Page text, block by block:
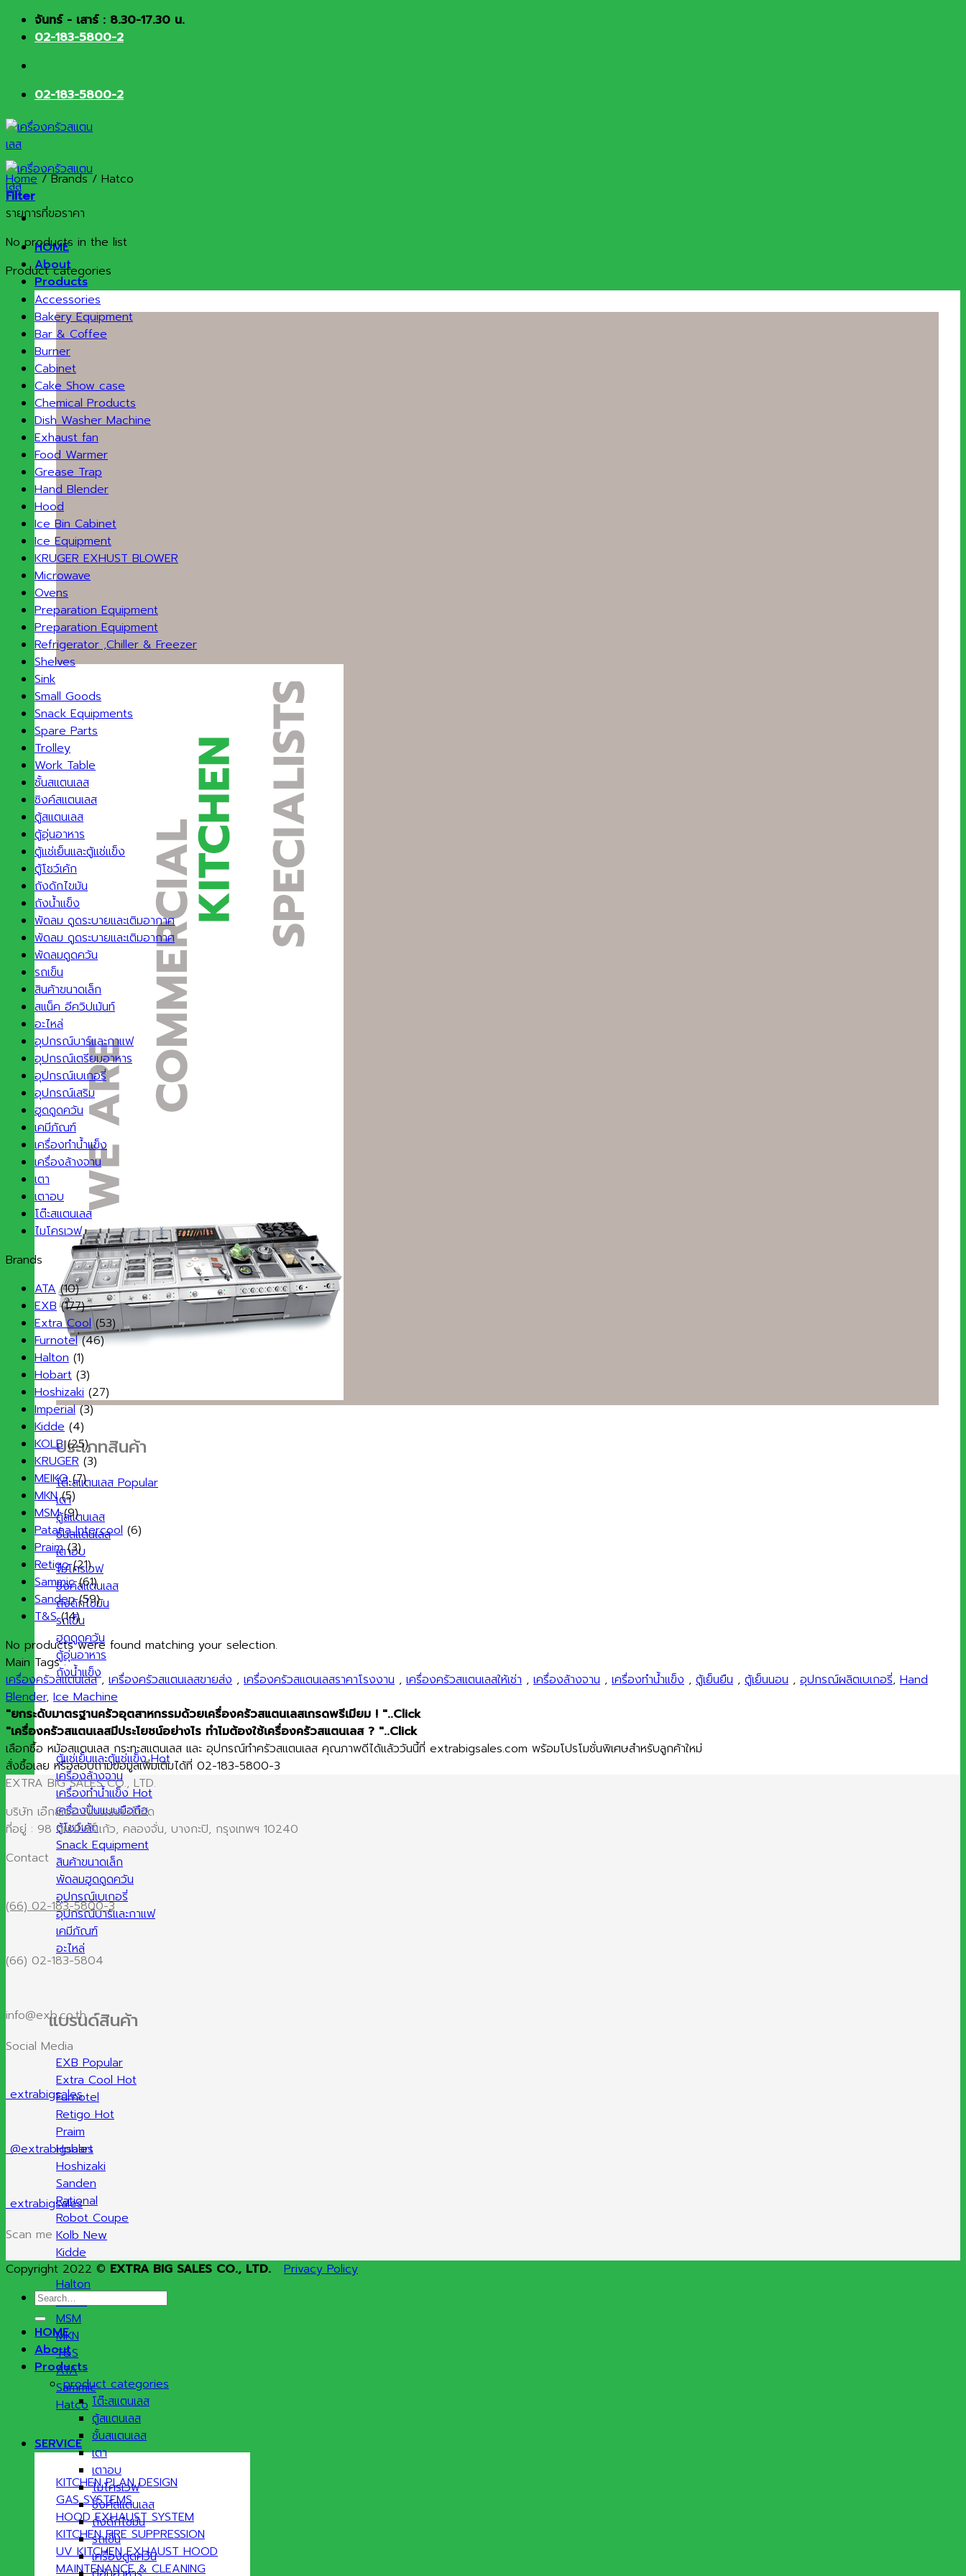
Skip จันทร์ - เสาร์ : 8.30-17.30 น.
02-183-5800-2
02-183-5800-2
HOME
About
Products
ประเภทสินค้า
โต๊ะสแตนเลส
เตา
ตู้สแตนเลส
ชั้นสแตนเลส
เตาอบ
ไมโครเวฟ
ซิงค์สแตนเลส
ถังดักไขมัน
รถเข็น
ฮูดดูดควัน
ตู้อุ่นอาหาร
ถังน้ำแข็ง
ตู้แช่เย็นและตู้แช่แข็ง
เครื่องล้างจาน
เครื่องทำน้ำแข็ง
เครื่องปั่นแบบมือถือ
ตู้โชว์เค้ก
Snack Equipment
สินค้าขนาดเล็ก
พัดลมฮูดดูดควัน
อุปกรณ์เบเกอรี่
อุปกรณ์บาร์และกาแฟ
เคมีภัณฑ์
อะไหล่
แบรนด์สินค้า
EXB
Extra Cool
Furnotel
Retigo
Praim
Hobart
Hoshizaki
Sanden
Rational
Robot Coupe
Kolb
Kidde
Halton
Meiko
MSM
MKN
T&S
ATA
Sammic
Hatco
SERVICE
KITCHEN PLAN DESIGN
GAS SYSTEMS
HOOD EXHAUST SYSTEM
KITCHEN FIRE SUPPRESSION
UV KITCHEN EXHAUST HOOD
MAINTENANCE & CLEANING
Home /Brands/ Hatco
Filter
รายการที่ขอราคา
No products in the list
Product categories
Accessories
Bakery Equipment
Bar & Coffee
Burner
Cabinet
Cake Show case
Chemical Products
Dish Washer Machine
Exhaust fan
Food Warmer
Grease Trap
Hand Blender
Hood
Ice Bin Cabinet
Ice Equipment
KRUGER EXHUST BLOWER
Microwave
Ovens
Preparation Equipment
Preparation Equipment
Refrigerator ,Chiller & Freezer
Shelves
Sink
Small Goods
Snack Equipments
Spare Parts
Trolley
Work Table
ชั้นสแตนเลส
ซิงค์สแตนเลส
ตู้สแตนเลส
ตู้อุ่นอาหาร
ตู้แช่เย็นและตู้แช่แข็ง
ตู้โชว์เค้ก
ถังดักไขมัน
ถังน้ำแข็ง
พัดลม ดูดระบายและเติมอากาศ
พัดลม ดูดระบายและเติมอากาศ
พัดลมดูดควัน
รถเข็น
สินค้าขนาดเล็ก
สแน็ค อีควิปเม้นท์
อะไหล่
อุปกรณ์บาร์และกาแฟ
อุปกรณ์เตรียมอาหาร
อุปกรณ์เบเกอรี่
อุปกรณ์เสริม
ฮูดดูดควัน
เคมีภัณฑ์
เครื่องทำน้ำแข็ง
เครื่องล้างจาน
เตา
เตาอบ
โต๊ะสแตนเลส
ไมโครเวฟ
Brands
ATA (10)
EXB (177)
Extra Cool (53)
Furnotel (46)
Halton (1)
Hobart (3)
Hoshizaki (27)
Imperial (3)
Kidde (4)
KOLB (25)
KRUGER (3)
MEIKO (7)
MKN (5)
MSM (9)
Patana Intercool (6)
Praim (3)
Retigo (21)
Sammic (61)
Sanden (59)
T&S (14)
No products were found matching your selection.
Main Tags :
เครื่องครัวสแตนเลส, เครื่องครัวสแตนเลสขายส่ง , เครื่องครัวสแตนเลสราคาโรงงาน , เครื่องครัวสแตนเลสให้เช่า , เครื่องล้างจาน , เครื่องทำน้ำแข็ง , ตู้เย็นยืน , ตู้เย็นนอน , อุปกรณ์ผลิตเบเกอรี่, Hand
Blender, Ice Machine
"ยกระดับมาตรฐานครัวอุตสาหกรรมด้วยเครื่องครัวสแตนเลสเกรดพรีเมียม ! "..Click
"เครื่องครัวสแตนเลสมีประโยชน์อย่างไร ทำไมต้องใช้เครื่องครัวสแตนเลส ? "..Click
เลือกซื้อ หม้อสแตนเลส กระทะสแตนเลส และ อุปกรณ์ทำครัวสแตนเลส คุณภาพดีได้แล้ววันนี้ที่ extrabigsales.com พร้อมโปรโมชั่นพิเศษสำหรับลูกค้าใหม่
สั่งซื้อเลย หรือสอบถามข้อมูลเพิ่มเติมได้ที่ 02-183-5800-3
EXTRA BIG SALES CO., LTD.
บริษัท เอ๊กซ์ตร้า บิ๊ก เซลส์ จำกัด
ที่อยู่ : 98 ถนนโพธิ์แก้ว, คลองจั่น, บางกะปิ, กรุงเทพฯ 10240
Contact
(66) 02-183-5800-3
(66) 02-183-5804
info@exb.co.th
Social Media
extrabigsales
@extrabigsales
extrabigsales
Scan me
Copyright 2022 © EXTRA BIG SALES CO., LTD.
Privacy Policy
Search
for:
HOME
About
Products
product categories
โต๊ะสแตนเลส
ตู้สแตนเลส
ชั้นสแตนเลส
เตา
เตาอบ
ไมโครเวฟ
ซิ้งค์สแตนเลส
ถังดักไขมัน
รถเข็น
เครื่องดูดควัน